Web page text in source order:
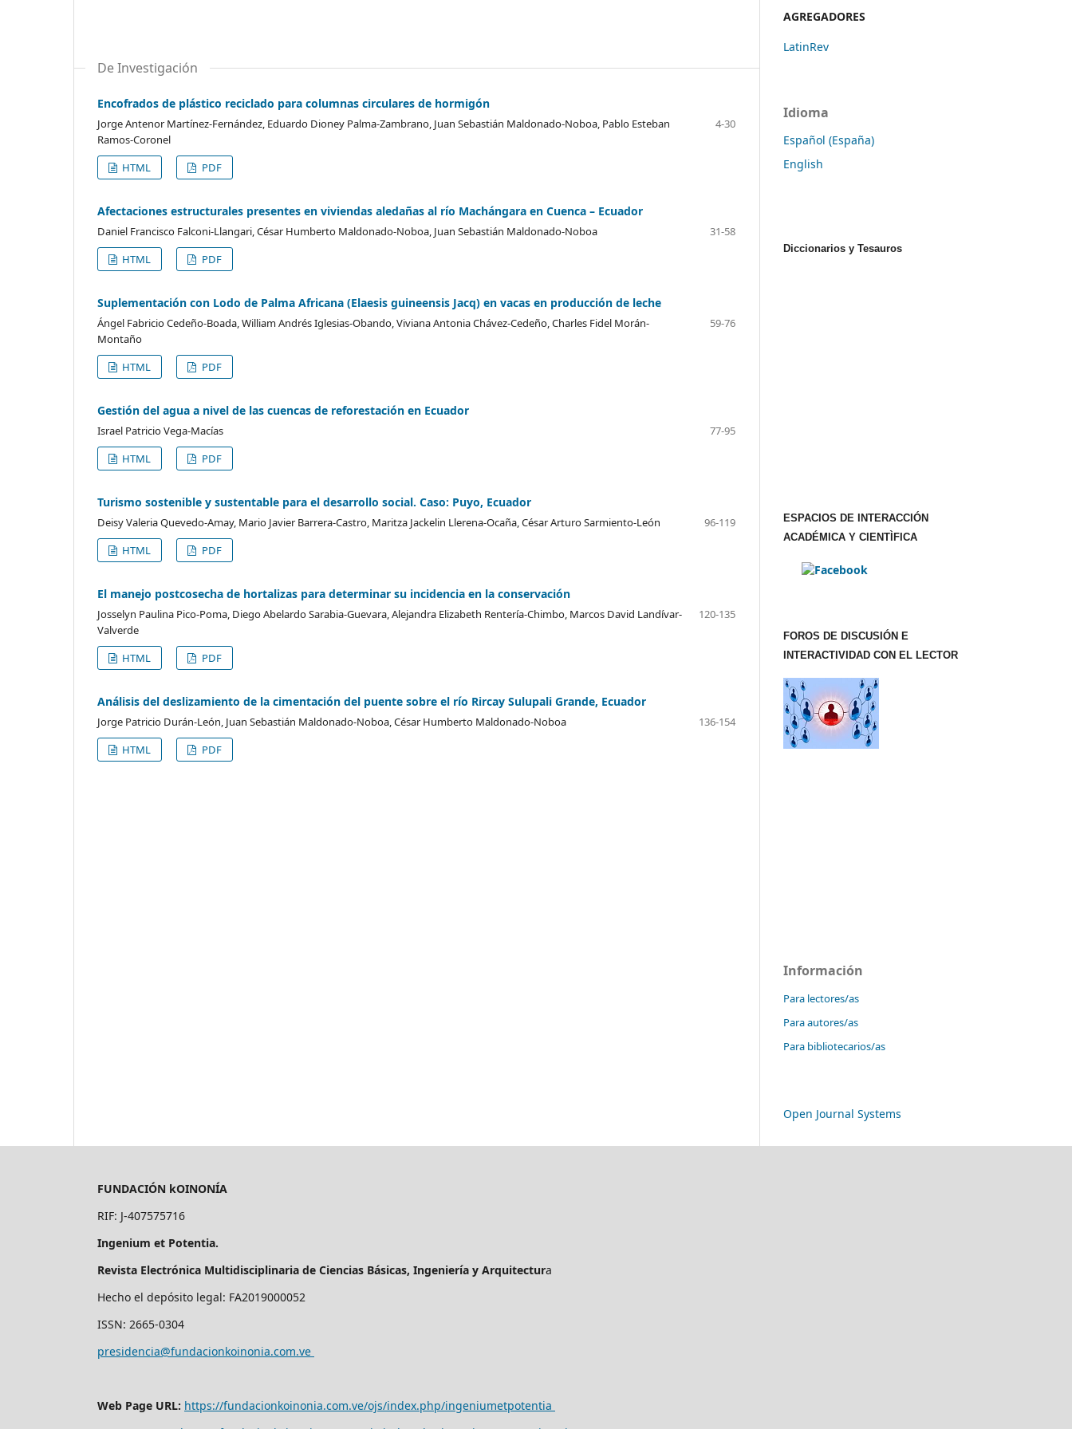
De Investigación
Encofrados de plástico reciclado para columnas circulares de hormigón
Jorge Antenor Martínez-Fernández, Eduardo Dioney Palma-Zambrano, Juan Sebastián Maldonado-Noboa, Pablo Esteban
Ramos-Coronel
4-30
HTML PDF
Afectaciones estructurales presentes en viviendas aledañas al río Machángara en Cuenca – Ecuador
Daniel Francisco Falconi-Llangari, César Humberto Maldonado-Noboa, Juan Sebastián Maldonado-Noboa
31-58
HTML
PDF
Suplementación con Lodo de Palma Africana (Elaesis guineensis Jacq) en vacas en producción de leche
Ángel Fabricio Cedeño-Boada, William Andrés Iglesias-Obando, Viviana Antonia Chávez-Cedeño, Charles Fidel Morán-
Montaño
59-76
HTML PDF
Gestión del agua a nivel de las cuencas de reforestación en Ecuador
Israel Patricio Vega-Macías
77-95
HTML
PDF
Turismo sostenible y sustentable para el desarrollo social. Caso: Puyo, Ecuador
Deisy Valeria Quevedo-Amay, Mario Javier Barrera-Castro, Maritza Jackelin Llerena-Ocaña, César Arturo Sarmiento-León
96-119
HTML
PDF
El manejo postcosecha de hortalizas para determinar su incidencia en la conservación
Josselyn Paulina Pico-Poma, Diego Abelardo Sarabia-Guevara, Alejandra Elizabeth Rentería-Chimbo, Marcos David Landívar-
Valverde
120-135
HTML PDF
Análisis del deslizamiento de la cimentación del puente sobre el río Rircay Sulupali Grande, Ecuador
Jorge Patricio Durán-León, Juan Sebastián Maldonado-Noboa, César Humberto Maldonado-Noboa
136-154
HTML
PDF
AGREGADORES
LatinRev
Idioma
Español (España)
English
Diccionarios y Tesauros
ESPACIOS DE INTERACCIÓN
ACADÉMICA Y CIENTÌFICA
FOROS DE DISCUSIÓN E
INTERACTIVIDAD CON EL LECTOR
Información
Para lectores/as
Para autores/as
Para bibliotecarios/as
Open Journal Systems
FUNDACIÓN kOINONÍA
RIF: J-407575716
Ingenium et Potentia.
Revista Electrónica Multidisciplinaria de Ciencias Básicas, Ingeniería y Arquitectura
Hecho el depósito legal: FA2019000052
ISSN: 2665-0304
presidencia@fundacionkoinonia.com.ve
Web Page URL: https://fundacionkoinonia.com.ve/ojs/index.php/ingeniumetpotentia